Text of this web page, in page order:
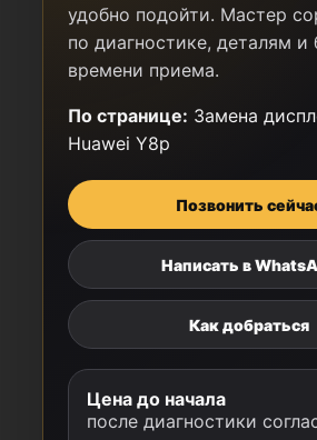
удобно подойти. Мастер
по диагностике, деталям
времени приема.
По странице: Замена
Huawei Y8p
Позвонить
Написать в
Как добраться
Цена до начала
после диагностики